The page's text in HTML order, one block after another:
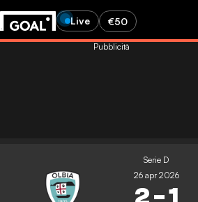
Live €50
Pubblicità
Serie D
26 apr 2026